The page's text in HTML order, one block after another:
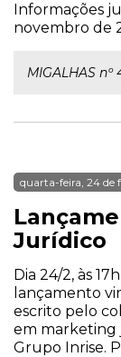
Informações
novembro de
MIGALHAS nº
quarta-feira, 24 de
Jurídico
Dia 24/2, às
lançamento
escrito pelo
em marketing
Grupo Inrise.